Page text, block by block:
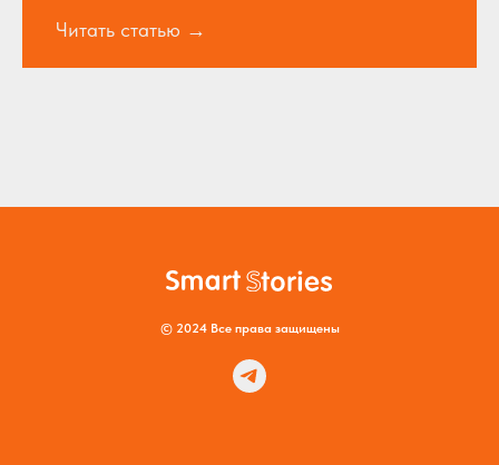
Читать статью
© 2024 Все права защищены